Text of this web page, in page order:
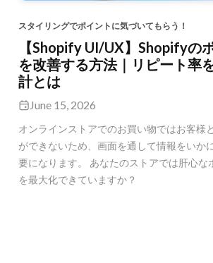
スタイリングでポイントに気づいてもらう！
【Shopify UI/UX】Shopifyの
を改善する方法｜リピート率
計とは
June 15, 2026
オンラインストアでのお買い物ではお客様
ができないため、画面を通して情報をいか
要になります。 あなたのストアでは肝心な
を最大化できていますか？